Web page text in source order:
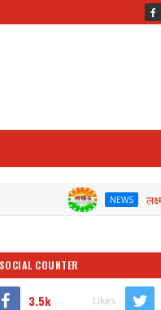
NEWS लक्ष्मण छपरा के
SOCIAL COUNTER
3.5k Likes